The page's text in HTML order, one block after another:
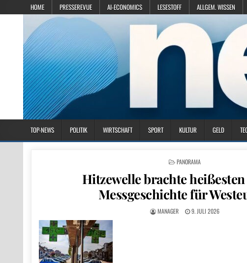
HOME PRESSEREVUE AI-ECONOMICS LESESTOFF ALLGEM. WISSEN
TOP-NEWS POLITIK WIRTSCHAFT SPORT KULTUR GELD
POSTED IN
PANORAMA
Hitzewelle brachte
Messgeschichte für
MANAGER 9. JULI 2026